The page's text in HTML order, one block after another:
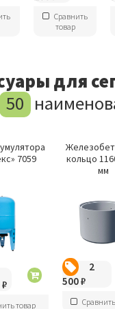
Сравнить
товар
для
50
7059
₽
товар
кольцо
мм
2
500₽